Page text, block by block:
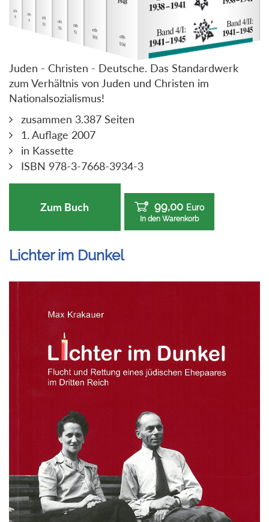
Juden - Christen - Deutsche. Das Standardwerk
zum Verhältnis von Juden und Christen im
Nationalsozialismus!
zusammen 3.387 Seiten
1. Auflage 2007
in Kassette
ISBN 978-3-7668-3934-3
Zum Buch 99,00 Euro
In den Warenkorb
Lichter im Dunkel